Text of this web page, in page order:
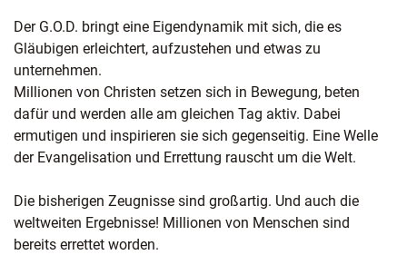
Der G.O.D. bringt eine Eigendynamik mit sich, die es
Gläubigen erleichtert, aufzustehen und etwas zu
unternehmen.
Millionen von Christen setzen sich in Bewegung, beten
dafür und werden alle am gleichen Tag aktiv. Dabei
ermutigen und inspirieren sie sich gegenseitig. Eine Welle
der Evangelisation und Errettung rauscht um die Welt.
Die bisherigen Zeugnisse sind großartig. Und auch die
weltweiten Ergebnisse! Millionen von Menschen sind
bereits errettet worden.